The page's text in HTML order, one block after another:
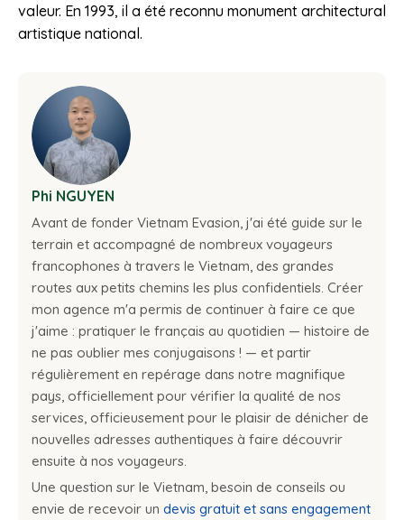
valeur. En 1993, il a été reconnu monument architectural
artistique national.
Phi NGUYEN
Avant de fonder Vietnam Evasion, j'ai été guide sur le
terrain et accompagné de nombreux voyageurs
francophones à travers le Vietnam, des grandes
routes aux petits chemins les plus confidentiels. Créer
mon agence m'a permis de continuer à faire ce que
j'aime : pratiquer le français au quotidien — histoire de
ne pas oublier mes conjugaisons ! — et partir
régulièrement en repérage dans notre magnifique
pays, officiellement pour vérifier la qualité de nos
services, officieusement pour le plaisir de dénicher de
nouvelles adresses authentiques à faire découvrir
ensuite à nos voyageurs.
Une question sur le Vietnam, besoin de conseils ou
envie de recevoir un devis gratuit et sans engagement